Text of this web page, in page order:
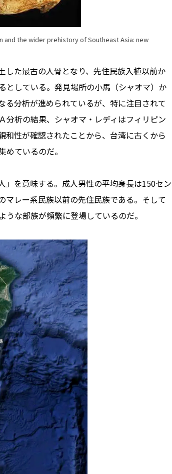
and the wider prehistory of Southeast Asia: new
た最古の人骨となり、先住民族入植以前か
としている。発見場所の小馬（シャオマ）か
る分析が進められているが、特に注目されて
分析の結果、シャオマ・レディはフィリピン
性が確認されたことから、台湾に古くから
ているのだ。
を意味する。成人男性の平均身長は150セン
マレー系民族以前の先住民族である。そして
な部族が頻繁に登場しているのだ。